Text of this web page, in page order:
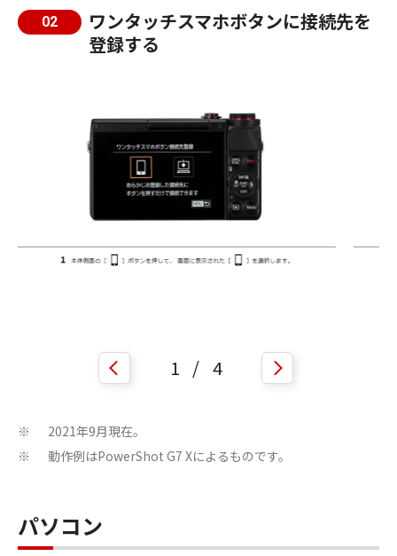
02
ワンタッチスマホボタンに接続先を
登録する
1 / 4
※ 2021年9月現在。
※ 動作例はPowerShot G7 Xによるものです。
パソコン